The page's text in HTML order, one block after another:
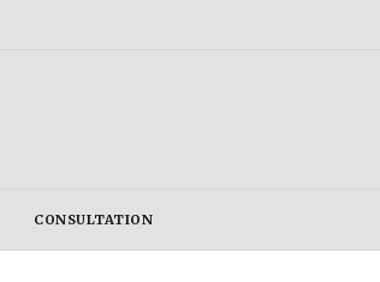
CONSULTATION